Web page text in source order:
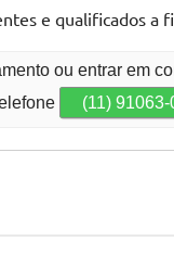
e qualificados
ou entrar em
(11) 91063-